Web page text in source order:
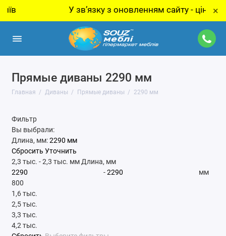
У звʼязку з оновленням сайту - ціну за×
Прямые диваны 2290 мм
Главная Диваны Прямые диваны 2290 мм
Фильтр
Вы выбрали:
Длина, мм: 2290 мм
Сбросить Уточнить
2,3 тыс. -2,3 тыс. ммДлина, мм
-
мм
800
1,6 тыс.
2,5 тыс.
3,3 тыс.
4,2 тыс.